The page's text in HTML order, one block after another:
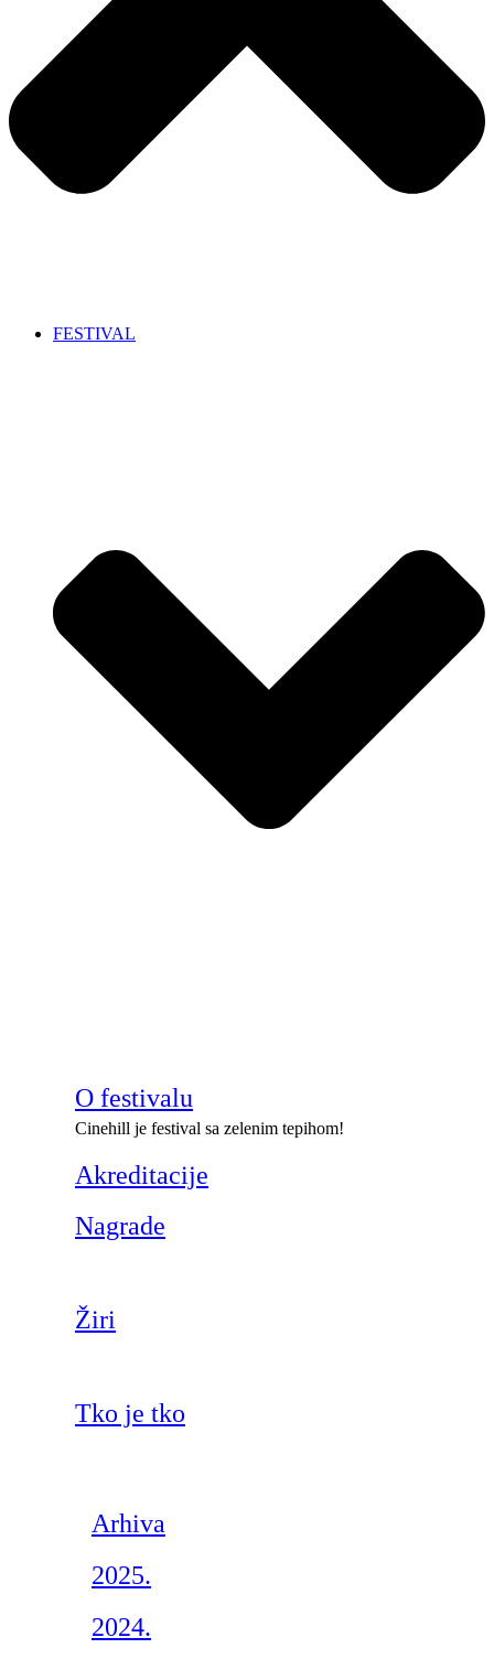
FESTIVAL
O festivalu
Cinehill je festival sa zelenim tepihom!
Akreditacije
Nagrade
Žiri
Tko je tko
Arhiva
2025.
2024.